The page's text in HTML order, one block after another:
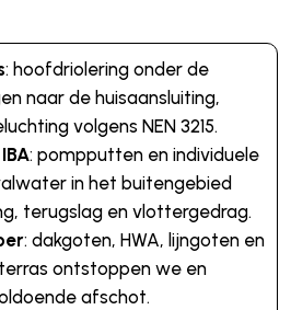
: hoofdriolering onder de
naar de huisaansluiting,
volgens NEN 3215.
: pompputten en individuele
in het buitengebied
terugslag en vlottergedrag.
: dakgoten, HWA, lijngoten en
ontstoppen we en
afschot.